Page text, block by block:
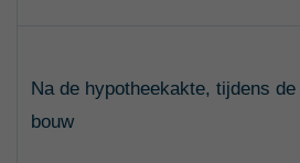
Na de hypotheekakte, tijdens de
bouw